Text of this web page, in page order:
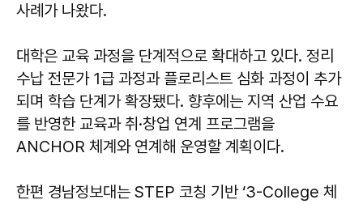
사례가 나왔다.
대학은 교육 과정을 단계적으로 확대하고 있다. 정리
수납 전문가 1급 과정과 플로리스트 심화 과정이 추가
되며 학습 단계가 확장됐다. 향후에는 지역 산업 수요
를 반영한 교육과 취·창업 연계 프로그램을
ANCHOR 체계와 연계해 운영할 계획이다.
한편 경남정보대는 STEP 코칭 기반 ‘3-College 체